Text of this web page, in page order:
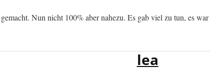
Nun nicht 100% aber nahezu. Es gab viel zu tun, es
lea